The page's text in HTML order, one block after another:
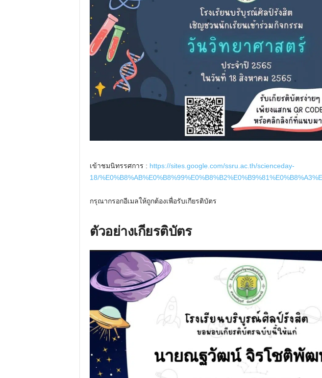
เข้าชมนิทรรศการ : https://sites.google.com/ssru.ac.th/scienceday-
18/
กรุณากรอกอีเมลให้ถูกต้องเพื่อรับเกียรติบัตร
ตัวอย่างเกียรติบัตร